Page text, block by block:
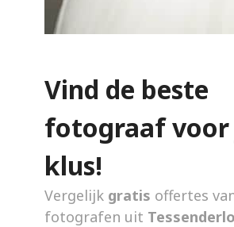
Vind de beste
fotograaf
klus!
Vergelijk gratis offertes
fotografen uit Tessenderlo